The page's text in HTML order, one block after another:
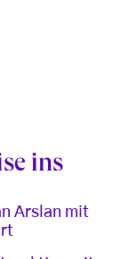
ins
Arslan mit